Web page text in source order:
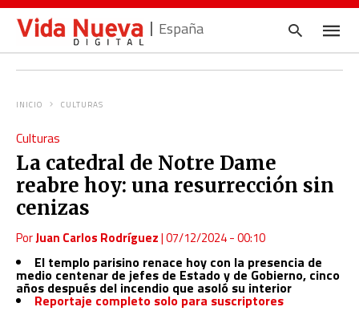
España
pulsa
en
INICIO CULTURAS
Culturas
La catedral de Notre Dame
reabre hoy: una resurrección sin
cenizas
PorJuan Carlos Rodríguez|07/12/2024 - 00:10
El templo parisino renace hoy con la presencia de
medio centenar de jefes de Estado y de Gobierno, cinco
años después del incendio que asoló su interior
Reportaje completo solo para suscriptores